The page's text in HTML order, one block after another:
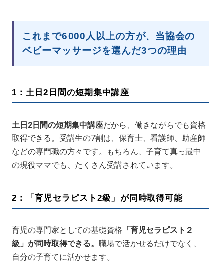
これまで6000人以上の方が、当協会の
ベビーマッサージを選んだ3つの理由
1：土日2日間の短期集中講座
土日2日間の短期集中講座だから、働きながらでも資格
取得できる。受講生の7割は、保育士、看護師、助産師
などの専門職の方々です。もちろん、子育て真っ最中
の現役ママでも、たくさん受講されています。
2：「育児セラピスト2級」が同時取得可能
育児の専門家としての基礎資格 「育児セラピスト２
級」が同時取得できる。職場で活かせるだけでなく、
自分の子育てに活かせます。